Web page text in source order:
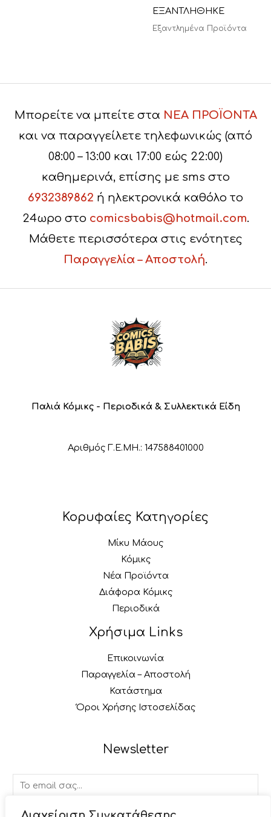
ΕΞΑΝΤΛΗΘΗΚΕ
Εξαντλημένα Προϊόντα
Μπορείτε να μπείτε στα ΝΕΑ ΠΡΟΪΟΝΤΑ
και να παραγγείλετε τηλεφωνικώς (από
08:00 – 13:00 και 17:00 εώς 22:00)
καθημερινά, επίσης με sms στο
6932389862 ή ηλεκτρονικά καθόλο το
24ωρο στο comicsbabis@hotmail.com.
Μάθετε περισσότερα στις ενότητες
Παραγγελία – Αποστολή.
Παλιά Κόμικς - Περιοδικά & Συλλεκτικά Είδη
Αριθμός Γ.Ε.ΜΗ.: 147588401000
Κορυφαίες Κατηγορίες
Μίκυ Μάους
Κόμικς
Νέα Προϊόντα
Διάφορα Κόμικς
Περιοδικά
Χρήσιμα Links
Επικοινωνία
Παραγγελία – Αποστολή
Κατάστημα
Όροι Χρήσης Ιστοσελίδας
Newsletter
m